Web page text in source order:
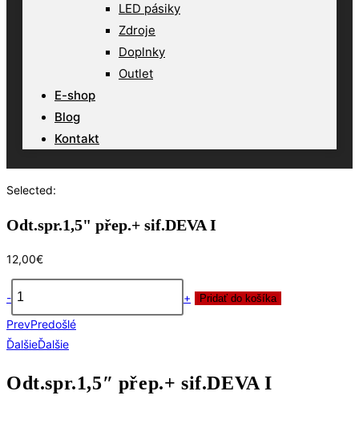
LED pásiky
Zdroje
Doplnky
Outlet
E-shop
Blog
Kontakt
Selected:
Odt.spr.1,5" přep.+ sif.DEVA I
12,00€
množstvo
Odt.spr.1,5"
přep.+
I
- + Pridať do košíka
PrevPredošlé
ĎalšieĎalšie
Odt.spr.1,5″ přep.+ sif.DEVA I